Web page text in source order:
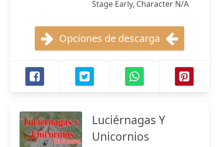
Stage Early, Character N/A
Opciones de descarga
Luciérnagas Y
Unicornios